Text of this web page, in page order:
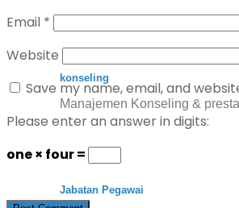
konseling
Manajemen Konseling &
Jabatan Pegawai
Email *
Website
Save my name, email, and
Please enter an answer in digits:
one × four =